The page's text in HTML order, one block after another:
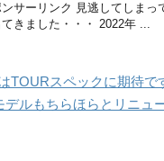
ンサーリンク 見逃してしまっ
てきました・・・ 2022年 ...
TOURスペックに期待で
デルもちらほらとリニュ